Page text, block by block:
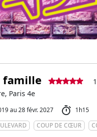
famille
Paris 4e
au 28 févr. 2027
1h15
COUP DE CŒUR